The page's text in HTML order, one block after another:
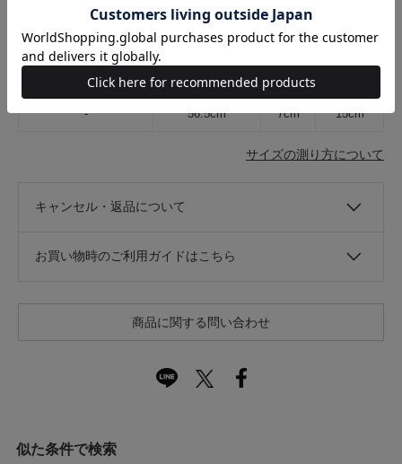
RAGTAG札幌店
サイズ表記 頭まわり ツバ
- 56.5cm 7cm 15cm
サイズの測り方について
キャンセル・返品について
お買い物時のご利用ガイドはこちら
商品に関する問い合わせ
似た条件で検索